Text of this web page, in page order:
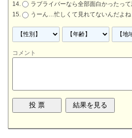
ラブライバーなら全部面白かったっ
うーん…忙しくて見れてないんだよ
コメント